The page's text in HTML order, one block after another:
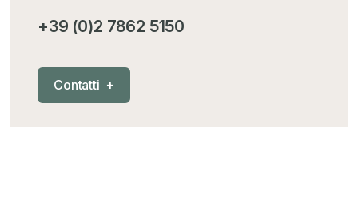
+39 (0)2 7862 5150
Contatti +